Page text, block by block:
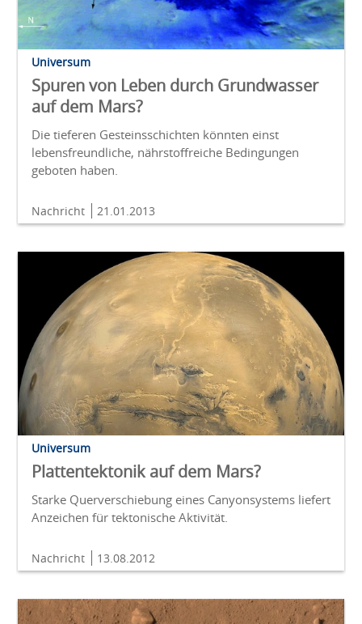
Universum
Spuren von Leben durch Grundwasser
auf dem Mars?
Die tieferen Gesteinsschichten könnten einst
lebensfreundliche, nährstoffreiche Bedingungen
geboten haben.
Nachricht 21.01.2013
Universum
Plattentektonik auf dem Mars?
Starke Querverschiebung eines Canyonsystems liefert
Anzeichen für tektonische Aktivität.
Nachricht 13.08.2012